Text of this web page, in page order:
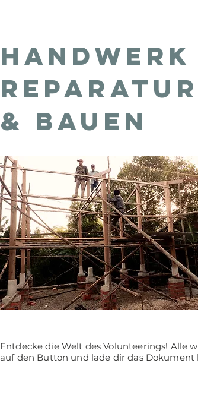
Handwerk
Reparatur
& Bauen
Entdecke die Welt des Volunteerings! Alle
auf den Button und lade dir das